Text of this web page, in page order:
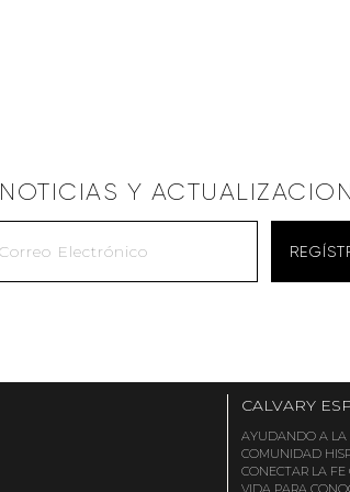
NOTICIAS Y
CALVARY
AYUDANDO A LA
COMUNIDAD
CONECTAR LA FE
VIDA PARA